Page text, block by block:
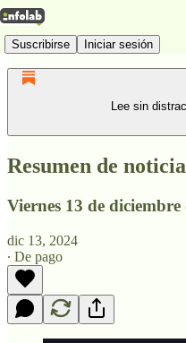
Suscribirse Iniciar sesión
Lee sin
Resumen de
Viernes 13 de diciembre
dic 13, 2024
∙ De pago